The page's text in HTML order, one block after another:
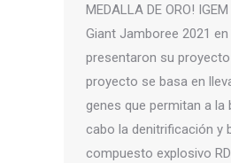
MEDALLA DE ORO!
Giant Jamboree 2021
presentaron su
proyecto se basa en
genes que permitan a la
cabo la denitrificación y
compuesto explosivo